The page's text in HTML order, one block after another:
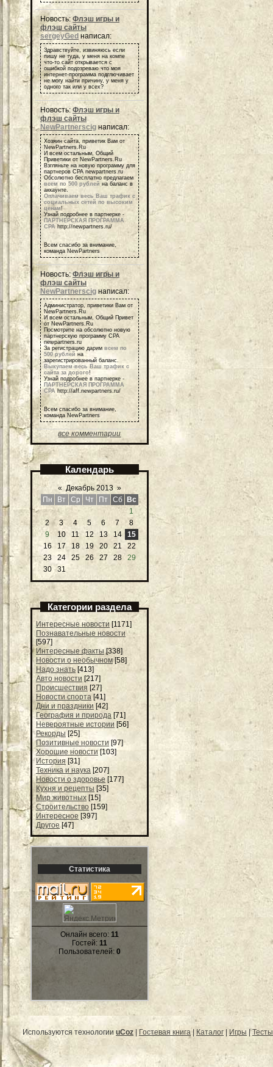
Новость: Флэш игры и
флэш сайты
sergeyGed написал:
Здравствуйте, извиняюсь если
пишу не туда, у меня на компе
что-то сайт открывается с
ошибкой подозреваю что моя
интернет-программа подглючивает
не могу найти причину, у меня у
одного так или у всех?
Новость: Флэш игры и
флэш сайты
NewPartnerscig написал:
Хозяин сайта, приветик Вам от
NewPartners.Ru
И всем остальным, Общий
Приветики от NewPartners.Ru
Взгляньте на новую программу для
партнеров СРА newpartners.ru
Обсолютно бесплатно предлагаем
всем по 500 рублей на баланс в
аккаунте.
Оплачиваем весь Ваш трафик с
социальных сетей по высоким
ценам!
Узнай подробнее в партнерке -
ПАРТНЕРСКАЯ ПРОГРАММА
СРА http://newpartners.ru/
Всем спасибо за внимание,
команда NewPartners
Новость:Флэш игры и
флэш сайты
NewPartnerscig написал:
Администратор, приветики Вам от
NewPartners.Ru
И всем остальным, Общий Привет
от NewPartners.Ru
Посмотрите на обсолютно новую
партнерскую программу СРА
newpartners.ru
За регистрацию дарим всем по
500 рублей на
зарегистрированный баланс.
Выкупаем весь Ваш трафик с
сайта за дорого!
Узнай подробнее в партнерке -
ПАРТНЕРСКАЯ ПРОГРАММА
СРА http://aff.newpartners.ru/
Всем спасибо за внимание,
команда NewPartners
все комментарии
Календарь
« Декабрь 2013 »
Пн
Вт Ср Чт Пт Сб
Вс
1
2
3 4 5 6 7
8
9
10 11 12 13 14
15
16
17 18 19 20 21
22
23
24 25 26 27 28
29
30
31
Категории раздела
Интересные новости [1171]
Познавательные новости
[597]
Интересные факты [338]
Новости о необычном [58]
Надо знать [413]
Авто новости [217]
Происшествия [27]
Новости спорта [41]
Дни и праздники [42]
География и природа [71]
Невероятные истории [56]
Рекорды [25]
Позитивные новости [97]
Хорошие новости [103]
История [31]
Техника и наука [207]
Новости о здоровье [177]
Кухня и рецепты [35]
Мир животных [15]
Строительство [159]
Интересное [397]
Другое [47]
Статистика
Онлайн всего: 11
Гостей: 11
Пользователей: 0
Используются технологии uCoz Гостевая книга| Каталог Игры |Тесты